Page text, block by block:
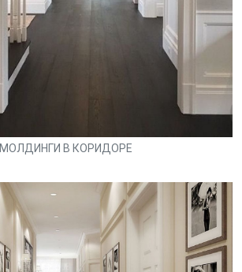
МОЛДИНГИ В КОРИДОРЕ